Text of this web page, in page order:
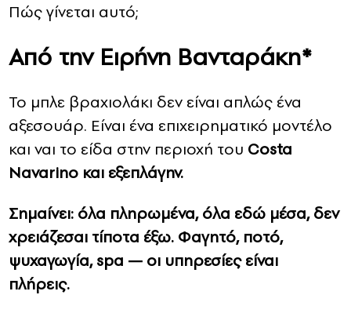
Πώς γίνεται αυτό;
Aπό την Ειρήνη Βανταράκη*
Το μπλε βραχιολάκι δεν είναι απλώς ένα
αξεσουάρ. Είναι ένα επιχειρηματικό μοντέλο
και ναι το είδα στην περιοχή του Costa
Navarino και εξεπλάγην.
Σημαίνει: όλα πληρωμένα, όλα εδώ μέσα, δεν
χρειάζεσαι τίποτα έξω. Φαγητό, ποτό,
ψυχαγωγία, spa — οι υπηρεσίες είναι
πλήρεις.